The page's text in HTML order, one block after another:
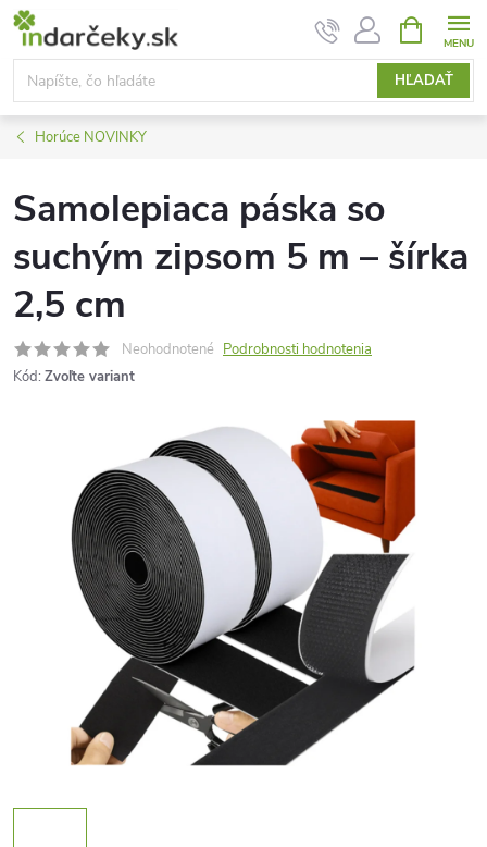
Prejsť
obsah
HĽADAŤ
KOŠÍK
Horúce NOVINKY
Samolepiaca páska so
suchým zipsom 5 m – šírka
2,5 cm
Neohodnotené Podrobnosti hodnotenia
Kód: Zvoľte variant